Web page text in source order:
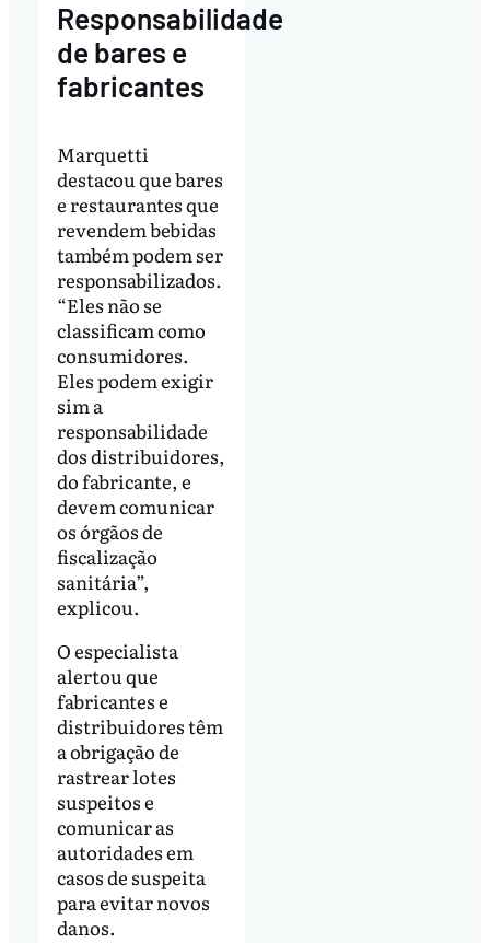
Responsabilidade
de bares e
fabricantes
Marquetti
destacou que bares
e restaurantes que
revendem bebidas
também podem ser
responsabilizados.
“Eles não se
classificam como
consumidores.
Eles podem exigir
sim a
responsabilidade
dos distribuidores,
do fabricante, e
devem comunicar
os órgãos de
fiscalização
sanitária”,
explicou.
O especialista
alertou que
fabricantes e
distribuidores têm
a obrigação de
rastrear lotes
suspeitos e
comunicar as
autoridades em
casos de suspeita
para evitar novos
danos.